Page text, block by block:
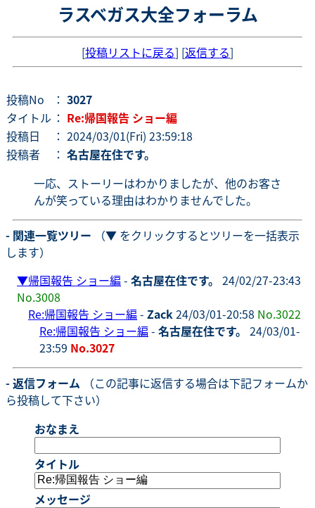
ラスベガス大全フォーラム
[投稿リストに戻る] [返信する]
投稿No ： 3027
タイトル ： Re:帰国報告 ショー編
投稿日
： 2024/03/01(Fri) 23:59:18
投稿者
： 名古屋在住です。
一応、ストーリーはわかりましたが、他のお客さ
んが笑っている理由はわかりませんでした。
- 関連一覧ツリー （▼ をクリックするとツリーを一括表示
します）
▼帰国報告 ショー編 - 名古屋在住です。 24/02/27-23:43
No.3008
Re:帰国報告 ショー編 - Zack24/03/01-20:58 No.3022
Re:帰国報告 ショー編 - 名古屋在住です。 24/03/01-
23:59 No.3027
- 返信フォーム （この記事に返信する場合は下記フォームか
ら投稿して下さい）
おなまえ
タイトル
メッセージ